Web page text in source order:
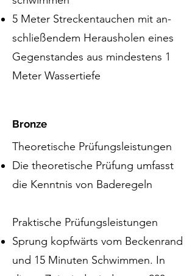
5 Me­ter Streck­en­tau­chen mit an­
schlie­ßen­dem Her­aus­hol­en ei­nes
Ge­gen­stan­des aus min­dest­ens 1
Me­ter Was­ser­tie­fe
Bronze
Theoretische Prüfungsleistungen
Die theoretische Prüfung umfasst
die Kenntnis von Baderegeln
Praktische Prüfungsleistungen
Sprung kopfwärts vom Beckenrand
und 15 Minuten Schwimmen. In